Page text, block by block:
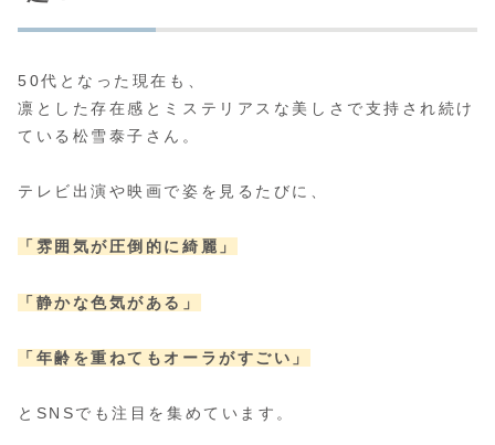
50代となった現在も、
凛とした存在感とミステリアスな美しさで支持され続け
ている松雪泰子さん。
テレビ出演や映画で姿を見るたびに、
「雰囲気が圧倒的に綺麗」
「静かな色気がある」
「年齢を重ねてもオーラがすごい」
とSNSでも注目を集めています。